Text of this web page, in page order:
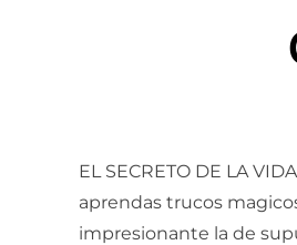
EL SECRETO DE LA
aprendas trucos
impresionante la de